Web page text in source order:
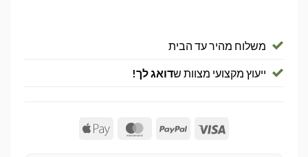
משלוח מהיר עד הבית
ייעוץ מקצועי מצוות שדואג לך!
Visa
PayPal
MasterCard
Apple